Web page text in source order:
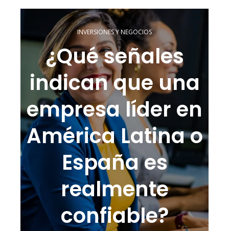
INVERSIONES Y NEGOCIOS
¿Qué señales
indican que una
empresa líder en
América Latina o
España es
realmente
confiable?